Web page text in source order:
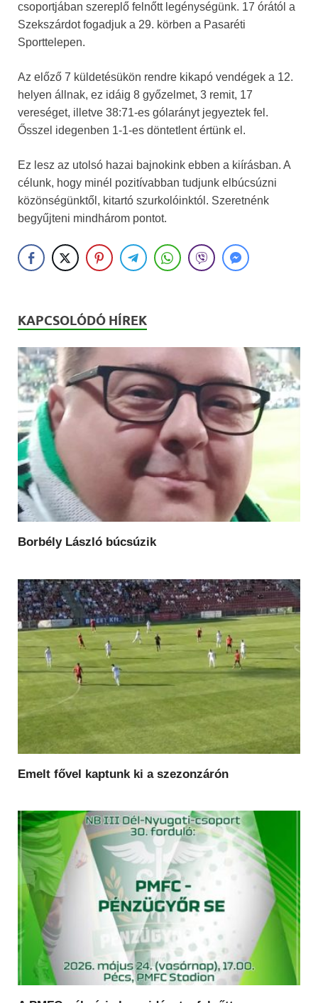
csoportjában szereplő felnőtt legénységünk. 17 órától a
Szekszárdot fogadjuk a 29. körben a Pasaréti
Sporttelepen.
Az előző 7 küldetésükön rendre kikapó vendégek a 12.
helyen állnak, ez idáig 8 győzelmet, 3 remit, 17
vereséget, illetve 38:71-es gólarányt jegyeztek fel.
Ősszel idegenben 1-1-es döntetlent értünk el.
Ez lesz az utolsó hazai bajnokink ebben a kiírásban. A
célunk, hogy minél pozitívabban tudjunk elbúcsúzni
közönségünktől, kitartó szurkolóinktól. Szeretnénk
begyűjteni mindhárom pontot.
KAPCSOLÓDÓ HÍREK
Borbély László búcsúzik
Emelt fővel kaptunk ki a szezonzárón